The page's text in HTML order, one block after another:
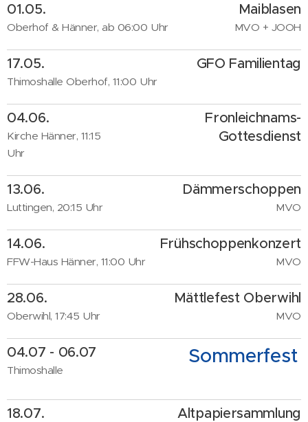
01.05.
Oberhof & Hänner, ab 06:00 Uhr
Maiblasen
MVO + JOOH
17.05.
Thimoshalle Oberhof, 11:00 Uhr
GFO Familientag
04.06.
Kirche Hänner, 11:15
Uhr
Fronleichnams-
Gottesdienst
13.06.
Luttingen, 20:15 Uhr
Dämmerschoppen
MVO
14.06.
FFW-Haus Hänner, 11:00 Uhr
Frühschoppenkonzert
MVO
28.06.
Oberwihl, 17:45 Uhr
Mättlefest Oberwihl
MVO
04.07 - 06.07
Thimoshalle
Sommerfest
18.07. Altpapiersammlung